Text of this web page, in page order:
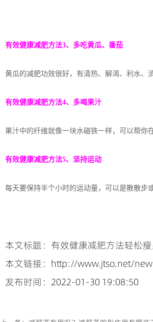
有效健康减肥方法3、多吃黄瓜、番茄
黄瓜的减肥功效很好，有清热、解渴、利水、
有效健康减肥方法4、多喝果汁
果汁中的纤维就像一块水磁铁一样，可以帮
有效健康减肥方法5、坚持运动
每天要保持半个小时的运动量，可以是散散步
本文标题：有效健康减肥方法轻松
本文链接：http://www.jtso.net/
发布时间：2022-01-30 19:08:50